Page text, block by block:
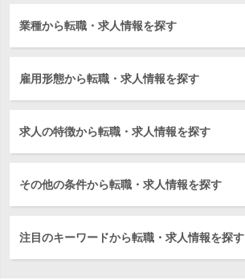
業種から転職・求人情報を探す
雇用形態から転職・求人情報を探す
求人の特徴から転職・求人情報を探す
その他の条件から転職・求人情報を探す
注目のキーワードから転職・求人情報を探す